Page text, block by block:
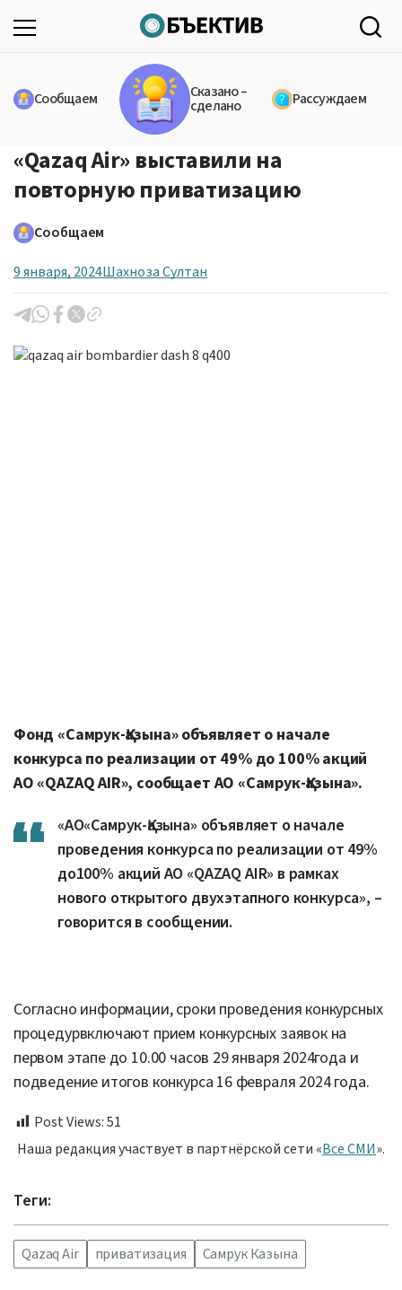
Сообщаем Сказано –
сделано Рассуждаем
«Qazaq Air» выставили на
повторную приватизацию
Сообщаем
9 января, 2024Шахноза Султан
Фонд «Самрук-Қазына» объявляет о начале
конкурса по реализации от 49% до 100% акций
АО «QAZAQ AIR», сообщает АО «Самрук-Қазына».
«АО«Самрук-Қазына» объявляет о начале
проведения конкурса по реализации от 49%
до100% акций АО «QAZAQ AIR» в рамках
нового открытого двухэтапного конкурса», –
говорится в сообщении.
Согласно информации, сроки проведения конкурсных
процедурвключают прием конкурсных заявок на
первом этапе до 10.00 часов 29 января 2024года и
подведение итогов конкурса 16 февраля 2024 года.
Post Views:51
Наша редакция участвует в партнёрской сети «Все СМИ».
Теги:
Qazaq Air приватизация Самрук Казына